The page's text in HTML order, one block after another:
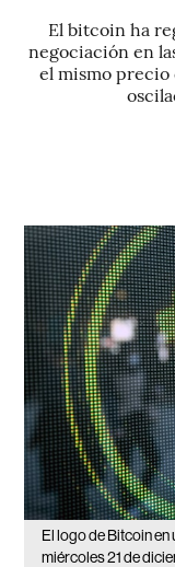
El bitcoin ha
negociación en
el mismo precio
El logo de Bitcoin en
miércoles 21 de